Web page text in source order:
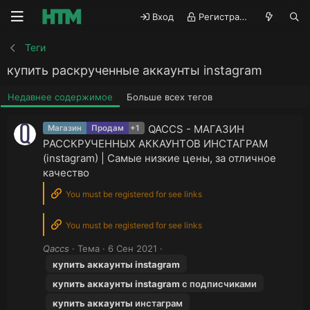
Вход Регистрация
Теги
купить раскрученные аккаунты instagram
Недавнее содержимое Больше всех тегов
Магазин Продам +1
QACCS - МАГАЗИН
РАССКРУЧЕННЫХ АККАУНТОВ ИНСТАГРАМ
(instagram) | Самые низкие цены, за отличное
качество
You must be registered for see links
You must be registered for see links
Qaccs Тема
6 Сен 2021
купить аккаунты instagram
купить аккаунты instagram с подписчиками
купить аккаунты инстаграм